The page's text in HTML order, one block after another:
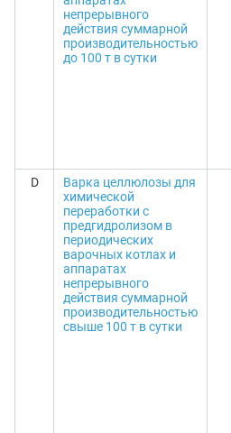
непрерывного
действия суммарной
производительностью
до 100 т в сутки
D
Варка целлюлозы для
химической
переработки с
предгидролизом в
периодических
варочных котлах и
аппаратах
непрерывного
действия суммарной
производительностью
свыше 100 т в сутки